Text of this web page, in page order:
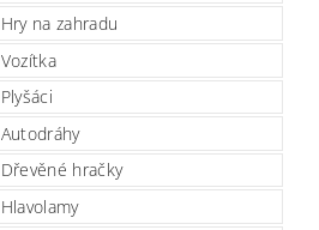
Hry na zahradu
Vozítka
Plyšáci
Autodráhy
Dřevěné hračky
Hlavolamy